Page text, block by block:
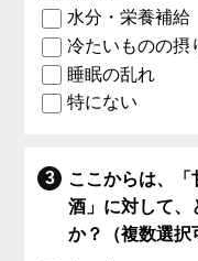
水分・栄養補給
冷たいものの摂
睡眠の乱れ
特にない
ここからは、「
酒」に対して、
か？（複数選択